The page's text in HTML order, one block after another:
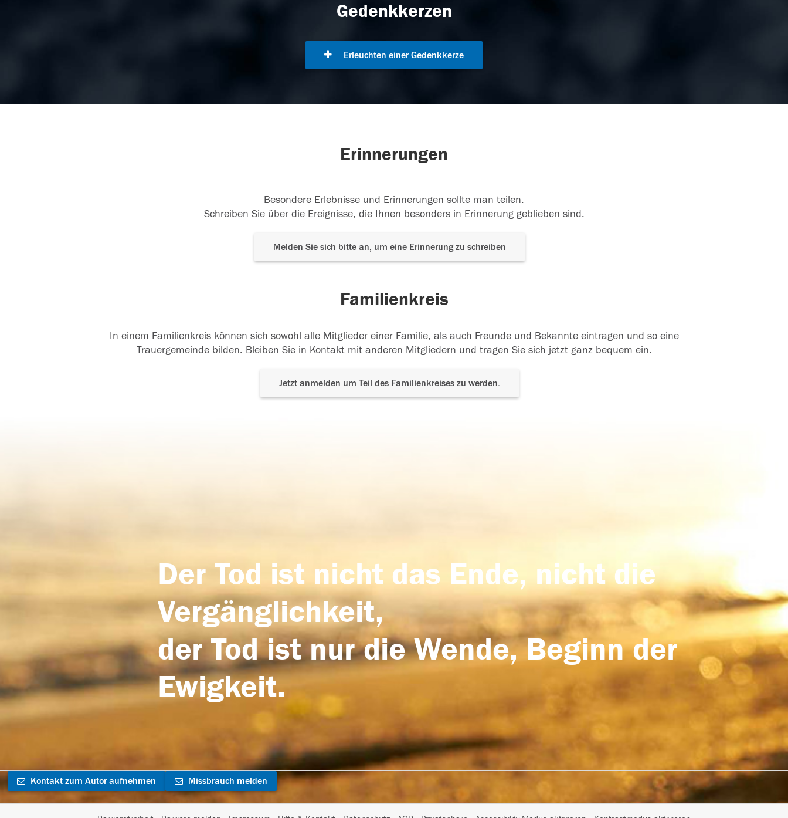
Gedenkkerzen
Erleuchten einer Gedenkkerze
Erinnerungen
Besondere Erlebnisse und Erinnerungen sollte man teilen.
Schreiben Sie über die Ereignisse, die Ihnen besonders in Erinnerung geblieben sind.
Melden Sie sich bitte an, um eine Erinnerung zu schreiben
Familienkreis
In einem Familienkreis können sich sowohl alle Mitglieder einer Familie, als auch Freunde und Bekannte eintragen und so eine
Trauergemeinde bilden. Bleiben Sie in Kontakt mit anderen Mitgliedern und tragen Sie sich jetzt ganz bequem ein.
Jetzt anmelden um Teil des Familienkreises zu werden.
Der Tod ist nicht das Ende, nicht die
Vergänglichkeit,
der Tod ist nur die Wende, Beginn der
Ewigkeit.
Kontakt zum Autor aufnehmen Missbrauch melden